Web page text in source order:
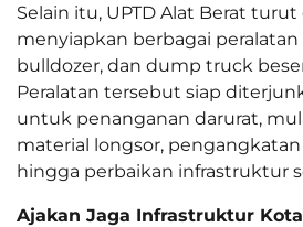
Selain itu, UPTD Alat Berat
menyiapkan berbagai
bulldozer, dan dump truck
Peralatan tersebut siap
untuk penanganan darurat,
material longsor, pengangkatan
hingga perbaikan infrastruktur
Ajakan Jaga Infrastruktur Kota